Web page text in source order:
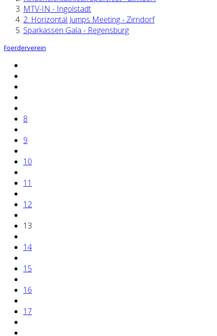
MTV-IN - Ingolstadt
2. Horizontal Jumps Meeting - Zirndorf
Sparkassen Gala - Regensburg
Foerderverein
8
9
10
11
12
13
14
15
16
17